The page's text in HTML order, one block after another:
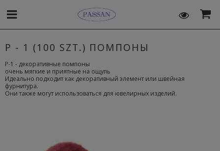
P - 1 (100 SZT.) ПОМПОНЫ
P-1 - декоративные помпоны
очень мягкие и приятные на ощупь
Идеально подходит как декоративный элемент или швейная
фурнитура.
Они также могут использоваться для ювелирных изделий.